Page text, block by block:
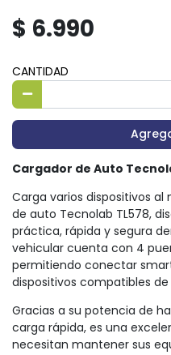
$ 6.990
CANTIDAD
Cargador de Auto
Carga varios dispositivos
de auto Tecnolab TL578,
práctica, rápida y segura
vehicular cuenta con 4
permitiendo conectar
dispositivos compatibles
Gracias a su potencia de
carga rápida, es una
necesitan mantener sus